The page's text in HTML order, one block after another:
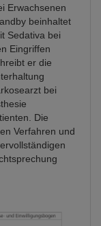
Erwachsenen
beinhaltet
Sedativa bei
Eingriffen
er die
bei
Die
Verfahren und